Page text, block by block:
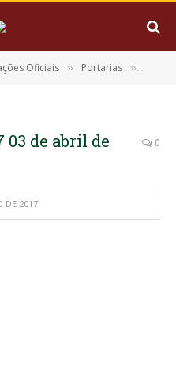
Oficiais » Portarias »
03 de abril de
0
DE 2017